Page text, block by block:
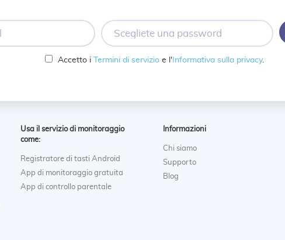
una
Accetto i Termini di servizioe l'Informativa sulla privacy.
Usa il servizio di monitoraggio
come:
Registratore di tasti Android
App di monitoraggio gratuita
App di controllo parentale
Informazioni
Chi siamo
Supporto
Blog